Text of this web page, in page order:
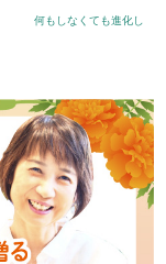
何もしなくても進化し